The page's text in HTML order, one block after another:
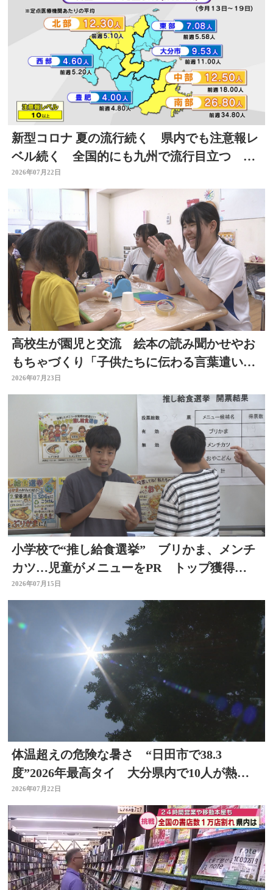
新型コロナ 夏の流行続く 県内でも注意報レ
ベル続く 全国的にも九州で流行目立つ 大
分
2026年07月22日
高校生が園児と交流 絵本の読み聞かせやお
もちゃづくり「子供たちに伝わる言葉遣いが
大切と思った」大分
2026年07月23日
小学校で“推し給食選挙” ブリかま、メンチ
カツ…児童がメニューをPR トップ獲得
は？ 選挙を身近に
2026年07月15日
体温超えの危険な暑さ “日田市で38.3
度”2026年最高タイ 大分県内で10人が熱中
症疑いで搬送
2026年07月22日